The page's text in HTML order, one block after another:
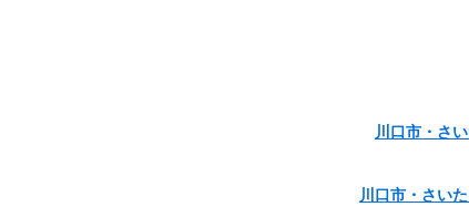
川口市・さ
川口市・さい